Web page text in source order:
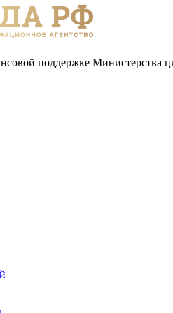
поддержке Министерства